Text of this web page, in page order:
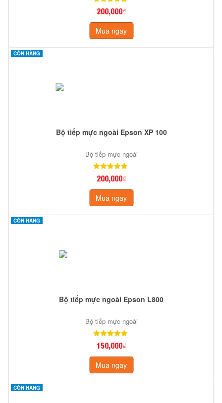
200,000₫
Mua ngay
CÒN HÀNG
Bộ tiếp mực ngoài Epson XP 100
Bộ tiếp mực ngoài
200,000₫
Mua ngay
CÒN HÀNG
Bộ tiếp mực ngoài Epson L800
Bộ tiếp mực ngoài
150,000₫
Mua ngay
CÒN HÀNG